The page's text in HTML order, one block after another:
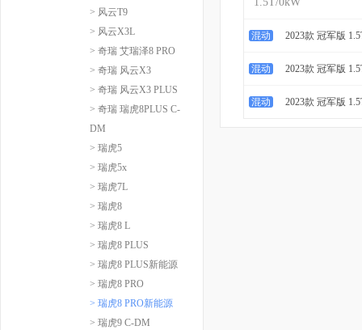
> 风云T9
> 风云X3L
> 奇瑞 艾瑞泽8 PRO
> 奇瑞 风云X3
> 奇瑞 风云X3 PLUS
> 奇瑞 瑞虎8PLUS C-
DM
> 瑞虎5
> 瑞虎5x
> 瑞虎7L
> 瑞虎8
> 瑞虎8 L
> 瑞虎8 PLUS
> 瑞虎8 PLUS新能源
> 瑞虎8 PRO
> 瑞虎8 PRO新能源
> 瑞虎9 C-DM
混动 2023款 冠军版
混动 2023款 冠军版
混动 2023款 冠军版